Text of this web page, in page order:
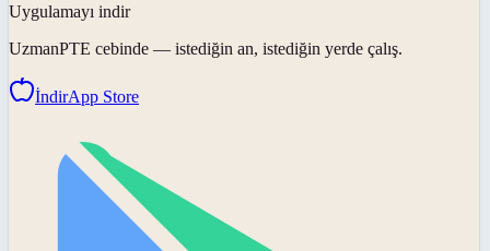
Uygulamayı indir
UzmanPTE cebinde — istediğin an, istediğin yerde çalış.
İndirApp Store